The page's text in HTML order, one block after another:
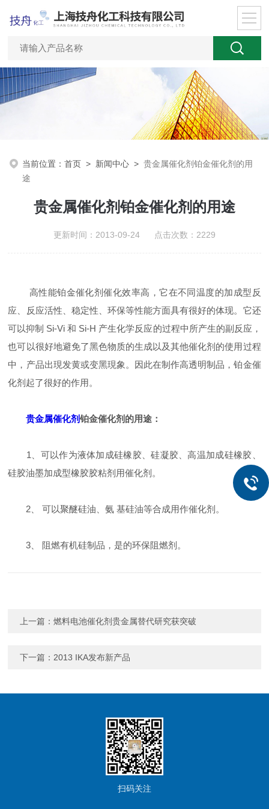
当前位置：首页 > 新闻中心 >贵金属催化剂铂金催化剂的用
途
贵金属催化剂铂金催化剂的用途
更新时间：2013-09-24 点击次数：2229
高性能铂金催化剂催化效率高，它在不同温度的加成型反
应、反应活性、稳定性、环保等性能方面具有很好的体现。它还
可以抑制 Si-Vi 和 Si-H 产生化学反应的过程中所产生的副反应，
也可以很好地避免了黑色物质的生成以及其他催化剂的使用过程
中，产品出現发黄或变黑現象。因此在制作高透明制品，铂金催
化剂起了很好的作用。
贵金属催化剂铂金催化剂的用途：
1、可以作为液体加成硅橡胶、硅凝胶、高温加成硅橡胶、
硅胶油墨加成型橡胶胶粘剂用催化剂。
2、 可以聚醚硅油、氨 基硅油等合成用作催化剂。
3、 阻燃有机硅制品，是的环保阻燃剂。
上一篇：燃料电池催化剂贵金属替代研究获突破
下一篇： 2013 IKA发布新产品
扫码关注